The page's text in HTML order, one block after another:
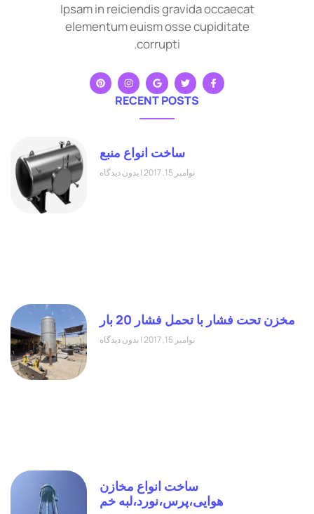
Ipsam in reiciendis gravida occaecat
elementum euism osse cupiditate
corrupti.
RECENT POSTS
ساخت انواع منبع
نوامبر 15, 2017 بدون دیدگاه
مخزن تحت فشار با تحمل فشار 20 بار
نوامبر 15, 2017 بدون دیدگاه
ساخت انواع مخازن
هوایی،پرس،نورد،لبه خم